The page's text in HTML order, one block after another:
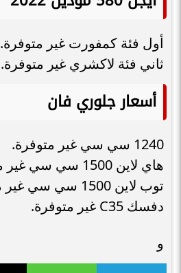
أول فئة كمفورت غير متوفرة.
ثاني فئة لاكشري غير متوفرة.
أسعار جلوري فان
1240 سي سي غير متوفرة.
هاي لاين 1500 سي سي غير متوفرة.
توب لاين 1500 سي سي غير متوفرة.
دفسك C35 غير متوفرة.
و